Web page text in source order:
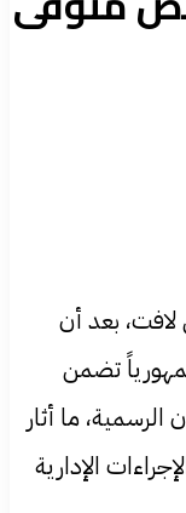
بعد أن
تضمن
ما أثار
الإدارية